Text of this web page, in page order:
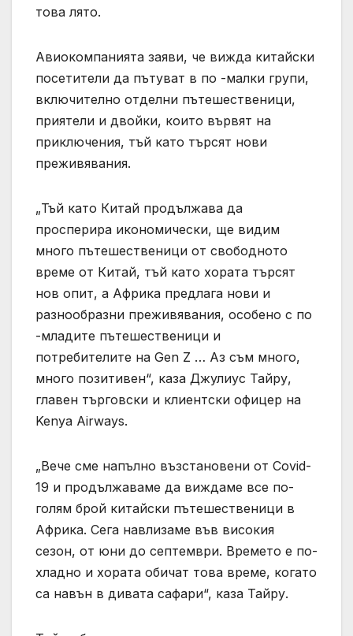
това лято.
Авиокомпанията заяви, че вижда китайски
посетители да пътуват в по -малки групи,
включително отделни пътешественици,
приятели и двойки, които вървят на
приключения, тъй като търсят нови
преживявания.
„Тъй като Китай продължава да
просперира икономически, ще видим
много пътешественици от свободното
време от Китай, тъй като хората търсят
нов опит, а Африка предлага нови и
разнообразни преживявания, особено с по
-младите пътешественици и
потребителите на Gen Z … Аз съм много,
много позитивен“, каза Джулиус Тайру,
главен търговски и клиентски офицер на
Kenya Airways.
„Вече сме напълно възстановени от Covid-
19 и продължаваме да виждаме все по-
голям брой китайски пътешественици в
Африка. Сега навлизаме във високия
сезон, от юни до септември. Времето е по-
хладно и хората обичат това време, когато
са навън в дивата сафари“, каза Тайру.